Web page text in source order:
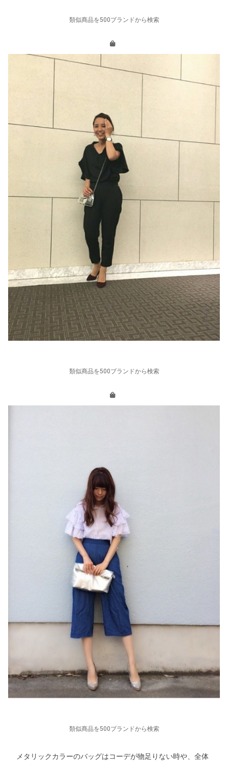
類似商品を500ブランドから検索
類似商品を500ブランドから検索
類似商品を500ブランドから検索
メタリックカラーのバッグはコーデが物足りない時や、全体